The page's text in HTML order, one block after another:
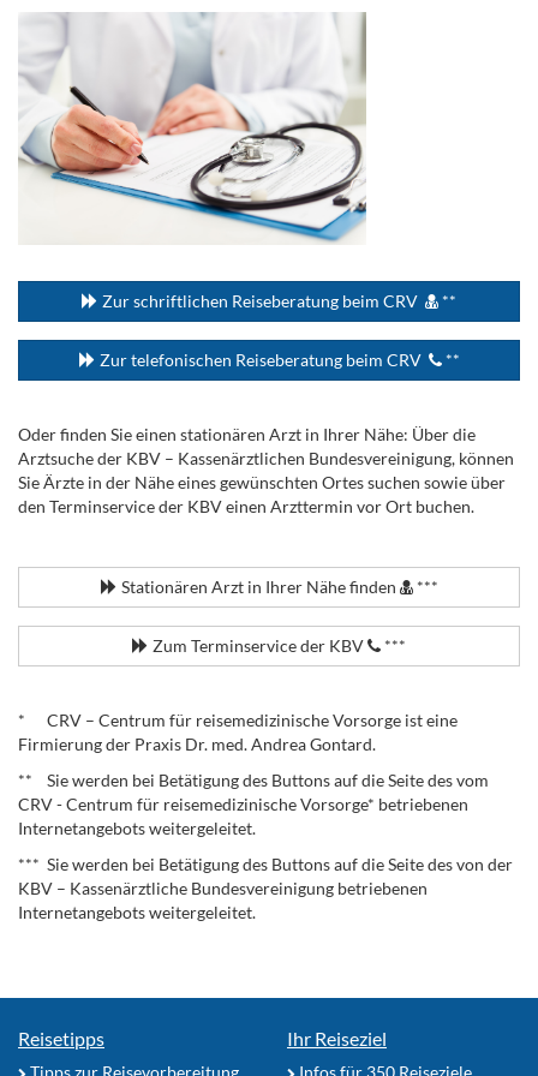
Zur schriftlichen Reiseberatung beim CRV **
Zur telefonischen Reiseberatung beim CRV **
Oder finden Sie einen stationären Arzt in Ihrer Nähe: Über die
Arztsuche der KBV – Kassenärztlichen Bundesvereinigung, können
Sie Ärzte in der Nähe eines gewünschten Ortes suchen sowie über
den Terminservice der KBV einen Arzttermin vor Ort buchen.
Stationären Arzt in Ihrer Nähe finden ***
Zum Terminservice der KBV ***
* CRV – Centrum für reisemedizinische Vorsorge ist eine
Firmierung der Praxis Dr. med. Andrea Gontard.
** Sie werden bei Betätigung des Buttons auf die Seite des vom
CRV - Centrum für reisemedizinische Vorsorge* betriebenen
Internetangebots weitergeleitet.
*** Sie werden bei Betätigung des Buttons auf die Seite des von der
KBV – Kassenärztliche Bundesvereinigung betriebenen
Internetangebots weitergeleitet.
Reisetipps
Tipps zur Reisevorbereitung
Ihr Reiseziel
Infos für 350 Reiseziele